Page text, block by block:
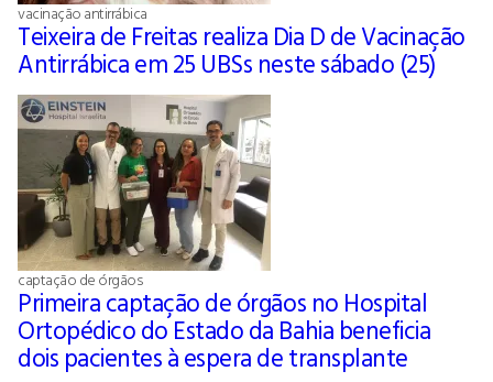
vacinação antirrábica
Teixeira de Freitas realiza Dia D de Vacinação
Antirrábica em 25 UBSs neste sábado (25)
captação de órgãos
Primeira captação de órgãos no Hospital
Ortopédico do Estado da Bahia beneficia
dois pacientes à espera de transplante